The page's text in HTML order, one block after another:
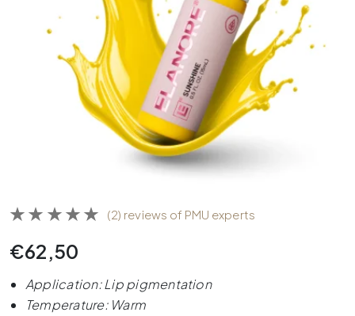
(2) reviews of PMU experts
€62,50
Application: Lip pigmentation
Temperature: Warm